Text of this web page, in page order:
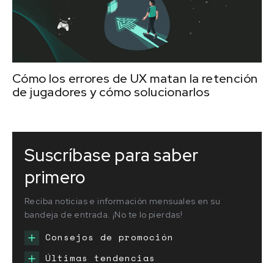
Cómo los errores de UX matan la retención
de jugadores y cómo solucionarlos
Suscríbase para saber
primero
Reciba noticias e información mensuales en su
bandeja de entrada. ¡No te lo pierdas!
Consejos de promoción
Últimas tendencias